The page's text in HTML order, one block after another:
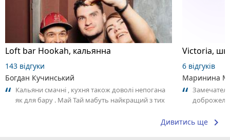
Loft bar Hookah, кальянна
143 відгуки
Богдан Кучинський
Кальяни смачні , кухня також доволі непогана
як для бару . Май Тай мабуть найкращий з тих
6 відгуків
Маринина
Дивитись ще keyboard_arrow_right